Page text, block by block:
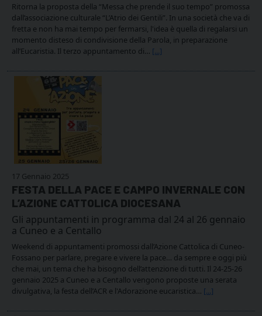
Ritorna la proposta della “Messa che prende il suo tempo” promossa
dall’associazione culturale “L’Atrio dei Gentili”. In una società che va di
fretta e non ha mai tempo per fermarsi, l'idea è quella di regalarsi un
momento disteso di condivisione della Parola, in preparazione
all’Eucaristia. Il terzo appuntamento di… [...]
17 Gennaio 2025
FESTA DELLA PACE E CAMPO INVERNALE CON
L’AZIONE CATTOLICA DIOCESANA
Gli appuntamenti in programma dal 24 al 26 gennaio
a Cuneo e a Centallo
Weekend di appuntamenti promossi dall’Azione Cattolica di Cuneo-
Fossano per parlare, pregare e vivere la pace… da sempre e oggi più
che mai, un tema che ha bisogno dell’attenzione di tutti. Il 24-25-26
gennaio 2025 a Cuneo e a Centallo vengono proposte una serata
divulgativa, la festa dell’ACR e l'Adorazione eucaristica… [...]